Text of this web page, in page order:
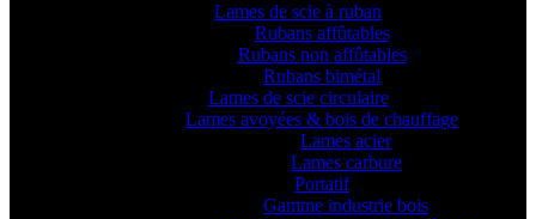
Lames de scie à ruban
Rubans affûtables
Rubans non affûtables
Rubans bimétal
Lames de scie circulaire
Lames avoyées & bois de chauffage
Lames acier
Lames carbure
Portatif
Gamme industrie bois